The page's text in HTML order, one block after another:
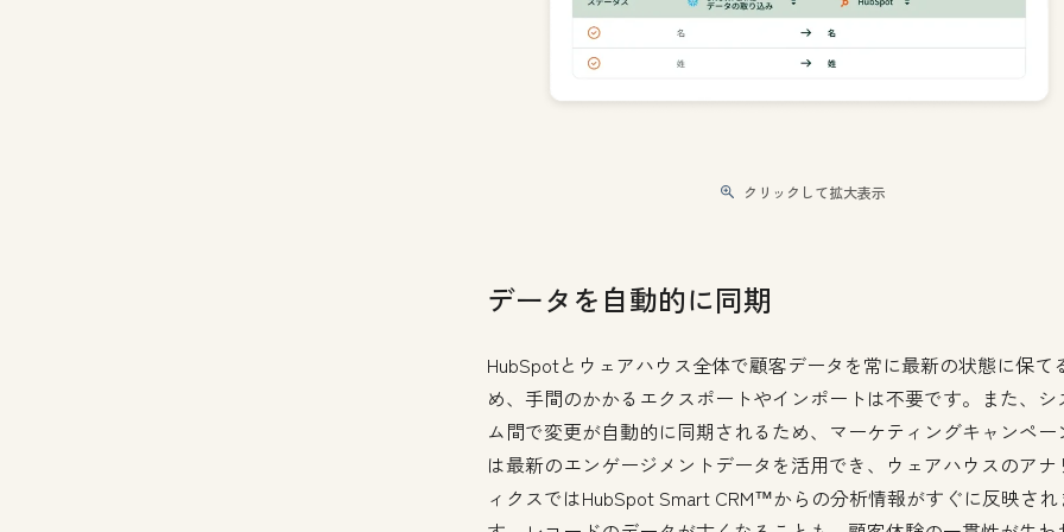
クリックして拡大表示
データを自動的に同期
HubSpotとウェアハウス全体で顧客データを常に最新の状態に保て
め、手間のかかるエクスポートやインポートは不要です。また、シ
ム間で変更が自動的に同期されるため、マーケティングキャンペー
は最新のエンゲージメントデータを活用でき、ウェアハウスのアナ
ィクスではHubSpot Smart CRM™からの分析情報がすぐに反映され